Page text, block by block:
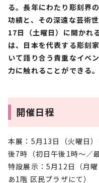
る。長年にわたり彫刻界
功績と、その深遠な芸術
17日（土曜日）に開かれ
は、日本を代表する彫刻
いて語り合う貴重なイベ
力に触れることができる。
開催日程
本展：5月13日（火曜日
後7時（初日午後1時～／
特設展示：5月12日（月
あ1階 区民プラザにて）